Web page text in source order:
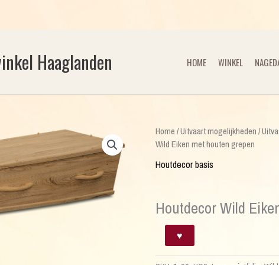
Haaglanden HOME WINKEL
Home /Uitvaart mogelijkheden /
Wild Eiken met houten grepen
Houtdecor basis
Houtdecor Wild
Houtdecor
Wild
Eiken
♥